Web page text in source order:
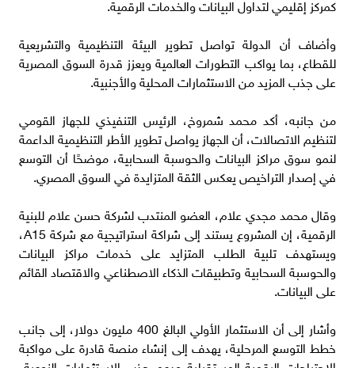
كمركز إقليمي لتداول البيانات والخدمات الرقمية.
وأضاف أن الدولة تواصل تطوير البيئة التنظيمية والتشريعية
للقطاع، بما يواكب التطورات العالمية ويعزز قدرة السوق المصرية
على جذب المزيد من الاستثمارات المحلية والأجنبية.
من جانبه، أكد محمد شمروخ، الرئيس التنفيذي للجهاز القومي
لتنظيم الاتصالات، أن الجهاز يواصل تطوير الأطر التنظيمية الداعمة
لنمو سوق مراكز البيانات والحوسبة السحابية، موضحًا أن التوسع
في إصدار التراخيص يعكس الثقة المتزايدة في السوق المصري.
وقال محمد مجدي علام، العضو المنتدب لشركة حسن علام للبنية
الرقمية، إن المشروع يستند إلى شراكة استراتيجية مع شركة A15،
ويستهدف تلبية الطلب المتزايد على خدمات مراكز البيانات
والحوسبة السحابية وتطبيقات الذكاء الاصطناعي والاقتصاد القائم
على البيانات.
وأشار إلى أن الاستثمار الأولي البالغ 400 مليون دولار، إلى جانب
خطط التوسع المرحلية، يهدف إلى إنشاء منصة قادرة على مواكبة